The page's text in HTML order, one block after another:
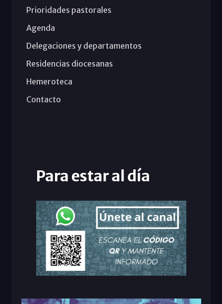
Prioridades pastorales
Agenda
Delegaciones y departamentos
Residencias diocesanas
Hemeroteca
Contacto
Para estar al día